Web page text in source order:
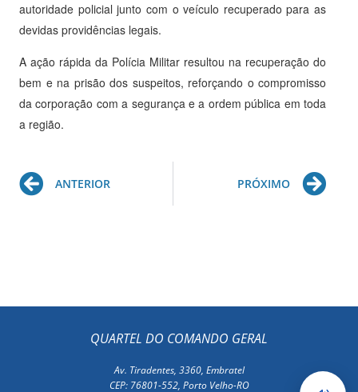
autoridade policial junto com o veículo recuperado para as
devidas providências legais.
A ação rápida da Polícia Militar resultou na recuperação do
bem e na prisão dos suspeitos, reforçando o compromisso
da corporação com a segurança e a ordem pública em toda
a região.
Prev
ANTERIOR PRÓXIMO
QUARTEL DO COMANDO GERAL
Av. Tiradentes, 3360, Embratel
CEP: 76801-552, Porto Velho-RO